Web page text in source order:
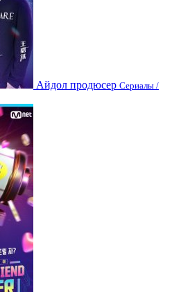
Айдол продюсер Сериалы /